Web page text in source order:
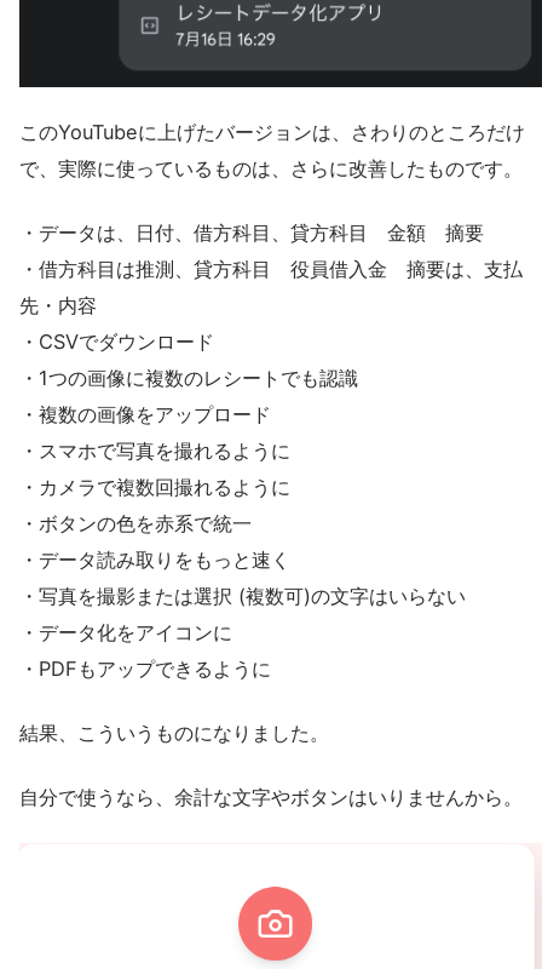
このYouTubeに上げたバージョンは、さわりのところだけ
で、実際に使っているものは、さらに改善したものです。
・データは、日付、借方科目、貸方科目 金額 摘要
・借方科目は推測、貸方科目 役員借入金 摘要は、支払
先・内容
・CSVでダウンロード
・1つの画像に複数のレシートでも認識
・複数の画像をアップロード
・スマホで写真を撮れるように
・カメラで複数回撮れるように
・ボタンの色を赤系で統一
・データ読み取りをもっと速く
・写真を撮影または選択 (複数可)の文字はいらない
・データ化をアイコンに
・PDFもアップできるように
結果、こういうものになりました。
自分で使うなら、余計な文字やボタンはいりませんから。